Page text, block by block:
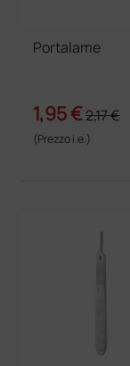
Portalame
1,95 €2,17 €
(Prezzo i.e.)